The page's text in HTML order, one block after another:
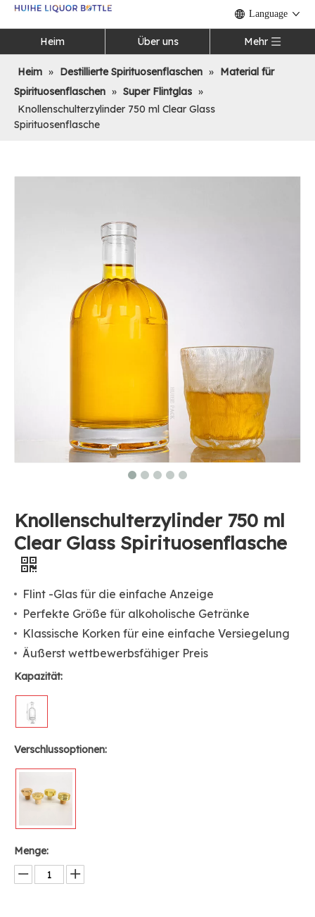
Language
Heim Über uns Mehr
Heim » Destillierte Spirituosenflaschen » Material für
Spirituosenflaschen » Super Flintglas »
Knollenschulterzylinder 750 ml Clear Glass
Spirituosenflasche
Knollenschulterzylinder 750 ml
Clear Glass Spirituosenflasche
Flint -Glas für die einfache Anzeige
Perfekte Größe für alkoholische Getränke
Klassische Korken für eine einfache Versiegelung
Äußerst wettbewerbsfähiger Preis
Kapazität:
Verschlussoptionen:
Menge: